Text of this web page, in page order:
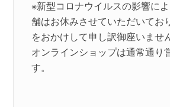
※新型コロナウイルスの影響に
舗はお休みさせていただいてお
をおかけして申し訳御座いませ
オンラインショップは通常通り
す。